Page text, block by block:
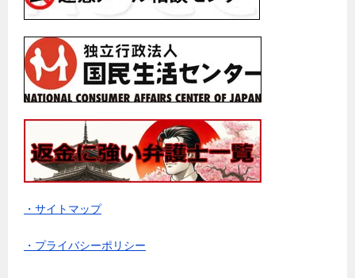
・サイトマップ
・プライバシーポリシー